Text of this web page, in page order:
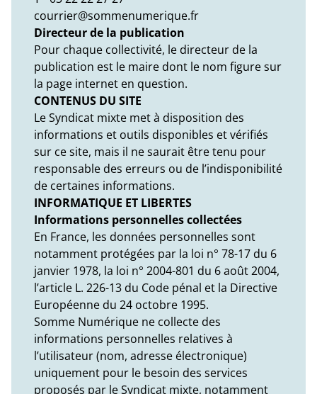
courrier@sommenumerique.fr
Directeur de la publication
Pour chaque collectivité, le directeur de la
publication est le maire dont le nom figure sur
la page internet en question.
CONTENUS DU SITE
Le Syndicat mixte met à disposition des
informations et outils disponibles et vérifiés
sur ce site, mais il ne saurait être tenu pour
responsable des erreurs ou de l’indisponibilité
de certaines informations.
INFORMATIQUE ET LIBERTES
Informations personnelles collectées
En France, les données personnelles sont
notamment protégées par la loi n° 78-17 du 6
janvier 1978, la loi n° 2004-801 du 6 août 2004,
l’article L. 226-13 du Code pénal et la Directive
Européenne du 24 octobre 1995.
Somme Numérique ne collecte des
informations personnelles relatives à
l’utilisateur (nom, adresse électronique)
uniquement pour le besoin des services
proposés par le Syndicat mixte, notamment